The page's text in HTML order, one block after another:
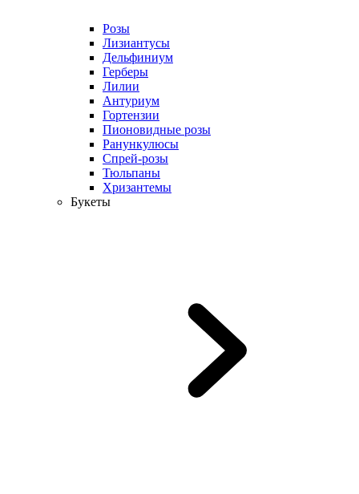
Розы
Лизиантусы
Дельфиниум
Герберы
Лилии
Антуриум
Гортензии
Пионовидные розы
Ранункулюсы
Спрей-розы
Тюльпаны
Хризантемы
Букеты